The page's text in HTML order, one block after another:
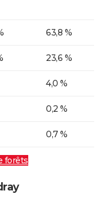
63,8 %
23,6 %
4,0 %
0,2 %
0,7 %
forêts